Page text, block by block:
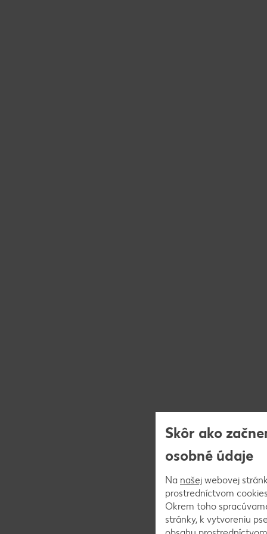
Skôr ako
osobné údaje
Na našej webovej
prostredníctvom
Okrem toho
stránky, k vytvoreniu